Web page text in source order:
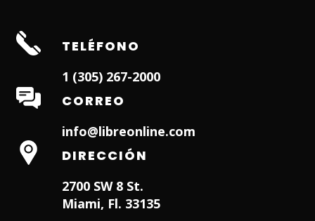
TELÉFONO
1 (305) 267-2000
CORREO
info@libreonline.com
DIRECCIÓN
2700 SW 8 St.
Miami, Fl. 33135